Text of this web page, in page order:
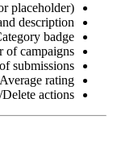
placeholder)
and description
Category badge
of campaigns
of submissions
Average rating
Delete actions